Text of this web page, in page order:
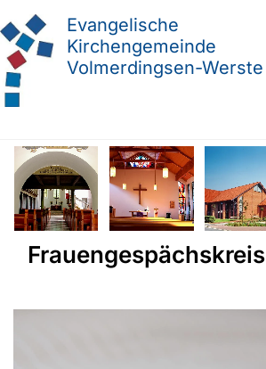
Evangelische
Kirchengemeinde
Volmerdingsen-Werste
Frauengespächskreis